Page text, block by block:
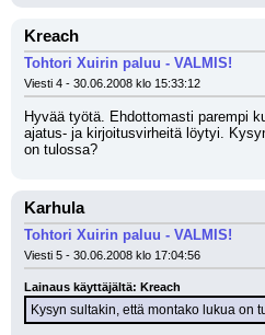
Kreach
Tohtori Xuirin paluu - VALMIS!
Viesti 4 - 30.06.2008 klo 15:33:12
Hyvää työtä. Ehdottomasti parempi
ajatus- ja kirjoitusvirheitä löytyi.
on tulossa?
Karhula
Tohtori Xuirin paluu - VALMIS!
Viesti 5 - 30.06.2008 klo 17:04:56
Lainaus käyttäjältä: Kreach
Kysyn sultakin, että montako lukua on